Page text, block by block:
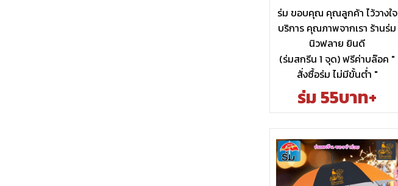
ร่ม ขอบคุณ คุณลูกค้า ไว้วางใจ
บริการ คุณภาพจากเรา ร้านร่ม
นิวฟลาย ยินดี
(ร่มสกรีน 1 จุด) ฟรีค่าบล๊อค "
สั่งซื้อร่ม ไม่มีขั้นต่ำ "
ร่ม 55บาท+